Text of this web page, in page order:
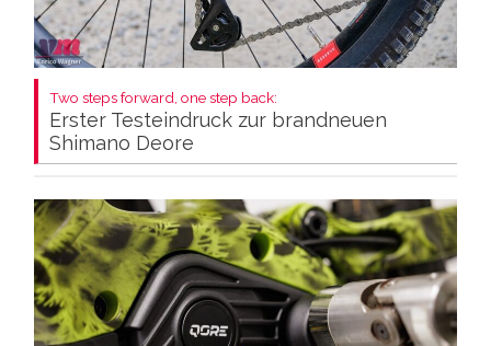
Two steps forward, one step back:
Erster Testeindruck zur brandneuen
Shimano Deore